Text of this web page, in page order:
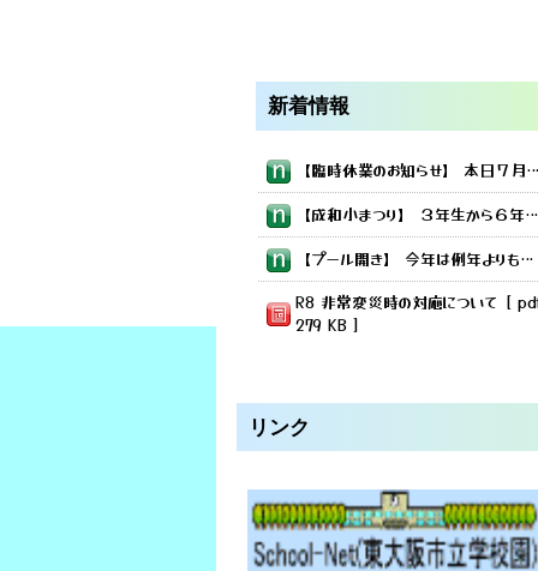
【プール開き】
今年は例年よりも少し早くプール授業
新着情報
【臨時休業のお知らせ】 本日７月２日（木） 午前７時現在
【成和小まつり】 ３年生から６年生の各教室（特別教室の場合も）でいろいろなお店が開かれました スライム
【プール開き】 今年は例年よりも少し早くプール授業の開始です！ お天気に恵まれ気持ちよく学習できました。
R8 非常変災時の対応について [
279 KB ]
【3年 校区探検】 校区の中を歩いて探検しました！ 公園・交番・鴻池新田会所・郵便局など いろいろな建物を見ながら歩きました
【4年 環境授業】 東大阪市環境教育出前講座で成和小学校にパッカー車がやってきました！ 中が見える特別仕様の車でごみ集の仕組みやリサイクルについて学びました。
R8 成和っこ5月号 [ pdf 425 KB ]
【6年 調理実習】 家庭科の調理実習で野菜炒めを作りました！
リンク